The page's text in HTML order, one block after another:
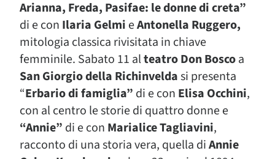
Arianna, Freda, Pasifae: le donne di creta”
di e con Ilaria Gelmi eAntonella Ruggero,
mitologia classica rivisitata in chiave
femminile. Sabato 11 alteatro Don Boscoa
San Giorgio della Richinveldasi presenta
“Erbario di famiglia” di e con Elisa Occhini,
con al centro le storie di quattro donne e
“Annie” di e con Marialice Tagliavini,
racconto di una storia vera, quella diAnnie